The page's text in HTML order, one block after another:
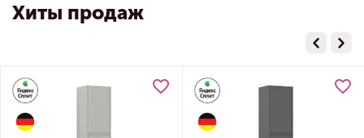
Хиты продаж